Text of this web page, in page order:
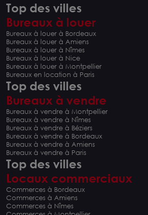
Top des villes
Bureaux à louer
Bureaux à louer à Bordeaux
Bureaux à louer à Amiens
Bureaux à louer à Nîmes
Bureaux à louer à Nice
Bureaux à louer à Montpellier
Bureaux en location à Paris
Top des villes
Bureaux à vendre
Bureaux à vendre à Montpellier
Bureaux à vendre à Nîmes
Bureaux à vendre à Béziers
Bureaux à vendre à Bordeaux
Bureaux à vendre à Amiens
Bureaux à vendre à Paris
Top des villes
Locaux commerciaux
Commerces à Bordeaux
Commerces à Amiens
Commerces à Nîmes